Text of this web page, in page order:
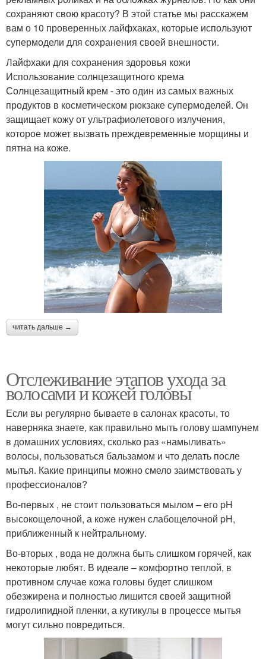
сохраняют свою красоту? В этой статье мы расскажем
вам о 10 проверенных лайфхаках, которые используют
супермодели для сохранения своей внешности.
Лайфхаки для сохранения здоровья кожи
Использование солнцезащитного крема
Солнцезащитный крем - это один из самых важных
продуктов в косметическом рюкзаке супермоделей. Он
защищает кожу от ультрафиолетового излучения,
которое может вызвать преждевременные морщины и
пятна на коже.
читать дальше →
Отслеживание этапов ухода за
волосами и кожей головы
Если вы регулярно бываете в салонах красоты, то
наверняка знаете, как правильно мыть голову шампунем
в домашних условиях, сколько раз «намыливать»
волосы, пользоваться бальзамом и что делать после
мытья. Какие принципы можно смело заимствовать у
профессионалов?
Во-первых , не стоит пользоваться мылом – его pH
высокощелочной, а коже нужен слабощелочной pH,
приближенный к нейтральному.
Во-вторых , вода не должна быть слишком горячей, как
некоторые любят. В идеале – комфортно теплой, в
противном случае кожа головы будет слишком
обезжирена и полностью лишится своей защитной
гидролипидной пленки, а кутикулы в процессе мытья
могут сильно повредиться.